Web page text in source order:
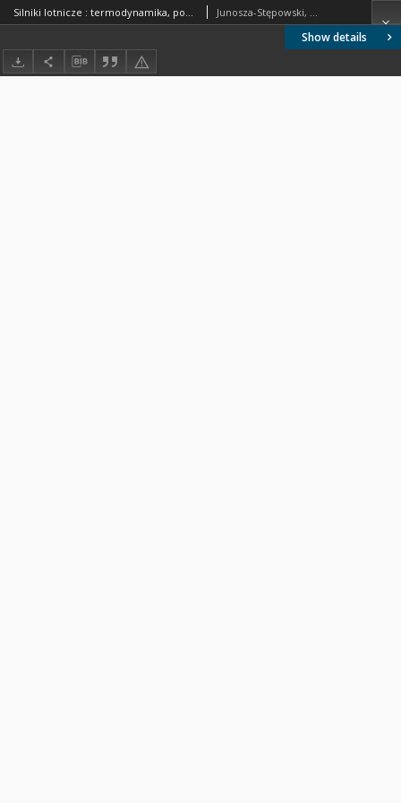
Show details
Silniki lotnicze : termodynamika, pomiary mocy i zużycia paliwa Junosza-Stępowski, Cezary; Olszewski, Stanisław (lotnictwo)